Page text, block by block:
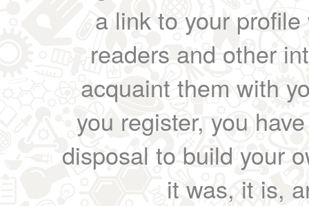
a link to your
readers and other
acquaint them with
you register, you
disposal to build your
it was, it is,